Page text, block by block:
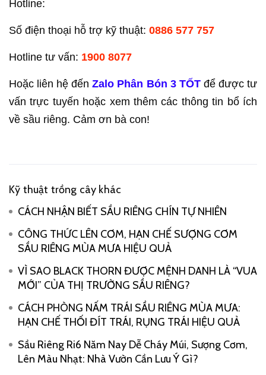
Hotline:
Số điện thoại hỗ trợ kỹ thuật: 0886 577 757
Hotline tư vấn: 1900 8077
Hoặc liên hệ đếnZalo Phân Bón 3 TỐTđể được tư
vấn trực tuyến hoặc xem thêm các thông tin bổ ích
về sầu riêng. Cảm ơn bà con!
Kỹ thuật trồng cây khác
CÁCH NHẬN BIẾT SẦU RIÊNG CHÍN TỰ NHIÊN
CÔNG THỨC LÊN CƠM, HẠN CHẾ SƯỢNG CƠM
SẦU RIÊNG MÙA MƯA HIỆU QUẢ
VÌ SAO BLACK THORN ĐƯỢC MỆNH DANH LÀ “VUA
MỚI” CỦA THỊ TRƯỜNG SẦU RIÊNG?
CÁCH PHÒNG NẤM TRÁI SẦU RIÊNG MÙA MƯA:
HẠN CHẾ THỐI ĐÍT TRÁI, RỤNG TRÁI HIỆU QUẢ
Sầu Riêng Ri6 Năm Nay Dễ Cháy Múi, Sượng Cơm,
Lên Màu Nhạt: Nhà Vườn Cần Lưu Ý Gì?